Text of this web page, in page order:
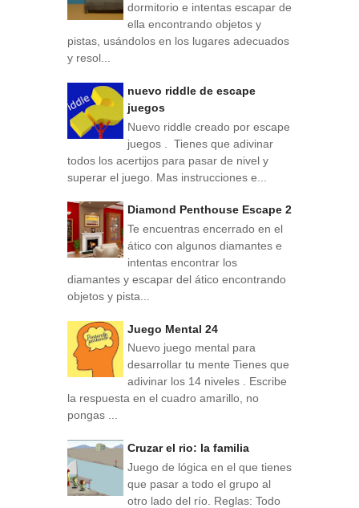
dormitorio e intentas escapar de
ella encontrando objetos y
pistas, usándolos en los lugares adecuados
y resol...
nuevo riddle de escape
juegos
Nuevo riddle creado por escape
juegos . Tienes que adivinar
todos los acertijos para pasar de nivel y
superar el juego. Mas instrucciones e...
Diamond Penthouse Escape 2
Te encuentras encerrado en el
ático con algunos diamantes e
intentas encontrar los
diamantes y escapar del ático encontrando
objetos y pista...
Juego Mental 24
Nuevo juego mental para
desarrollar tu mente Tienes que
adivinar los 14 niveles . Escribe
la respuesta en el cuadro amarillo, no
pongas ...
Cruzar el rio: la familia
Juego de lógica en el que tienes
que pasar a todo el grupo al
otro lado del río. Reglas: Todo